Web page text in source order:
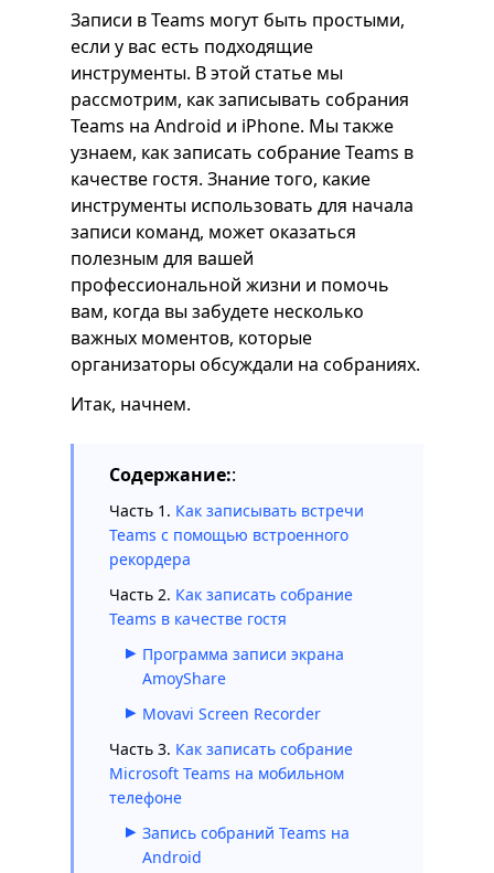
Записи в Teams могут быть простыми,
если у вас есть подходящие
инструменты. В этой статье мы
рассмотрим, как записывать собрания
Teams на Android и iPhone. Мы также
узнаем, как записать собрание Teams в
качестве гостя. Знание того, какие
инструменты использовать для начала
записи команд, может оказаться
полезным для вашей
профессиональной жизни и помочь
вам, когда вы забудете несколько
важных моментов, которые
организаторы обсуждали на собраниях.
Итак, начнем.
Содержание::
Часть 1. Как записывать встречи
Teams с помощью встроенного
рекордера
Часть 2. Как записать собрание
Teams в качестве гостя
Программа записи экрана
AmoyShare
Movavi Screen Recorder
Часть 3. Как записать собрание
Microsoft Teams на мобильном
телефоне
Запись собраний Teams на
Android